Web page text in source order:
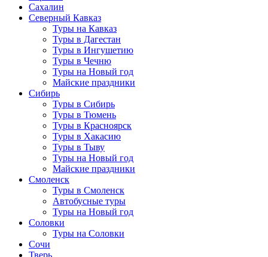
Сахалин
Северный Кавказ
Туры на Кавказ
Туры в Дагестан
Туры в Ингушетию
Туры в Чечню
Туры на Новый год
Майские праздники
Сибирь
Туры в Сибирь
Туры в Тюмень
Туры в Красноярск
Туры в Хакасию
Туры в Тыву
Туры на Новый год
Майские праздники
Смоленск
Туры в Смоленск
Автобусные туры
Туры на Новый год
Соловки
Туры на Соловки
Сочи
Тверь